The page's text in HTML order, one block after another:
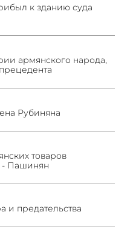
к зданию суда
армянского народа,
Рубиняна
товаров
- Пашинян
и предательства